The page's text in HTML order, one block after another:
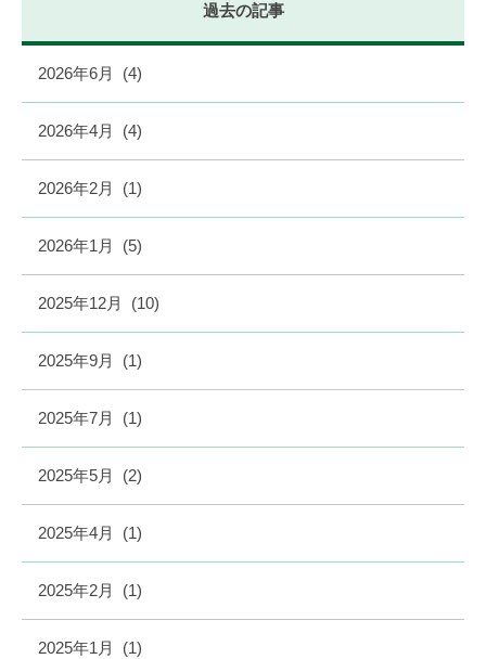
過去の記事
2026年6月 (4)
2026年4月 (4)
2026年2月 (1)
2026年1月 (5)
2025年12月 (10)
2025年9月 (1)
2025年7月 (1)
2025年5月 (2)
2025年4月 (1)
2025年2月 (1)
2025年1月 (1)